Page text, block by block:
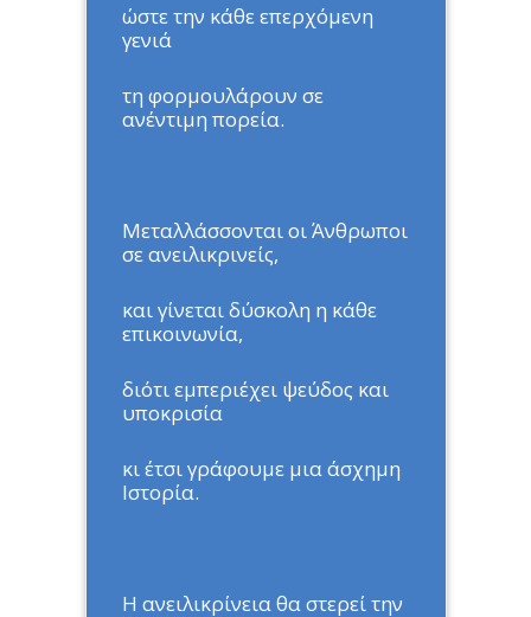
ώστε την κάθε επερχόμενη
γενιά
τη φορμουλάρουν σε
ανέντιμη πορεία.
Μεταλλάσσονται οι Άνθρωποι
σε ανειλικρινείς,
και γίνεται δύσκολη η κάθε
επικοινωνία,
διότι εμπεριέχει ψεύδος και
υποκρισία
κι έτσι γράφουμε μια άσχημη
Ιστορία.
Η ανειλικρίνεια θα στερεί την